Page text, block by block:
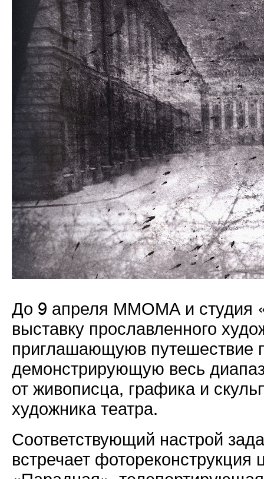
До 9 апреля ММОМА и студия
выставку прославленного
приглашающуюв путешествие
демонстрирующую весь
от живописца, графика и
художника театра.
Соответствующий настрой
встречает фотореконструкция